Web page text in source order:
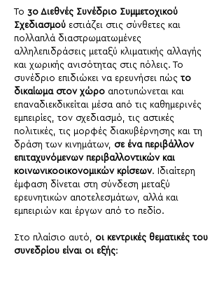
Το 3ο Διεθνές Συνέδριο Συμμετοχικού
Σχεδιασμού εστιάζει στις σύνθετες και
πολλαπλά διαστρωματωμένες
αλληλεπιδράσεις μεταξύ κλιματικής αλλαγής
και χωρικής ανισότητας στις πόλεις. Το
συνέδριο επιδιώκει να ερευνήσει πώς το
δικαίωμα στον χώρο αποτυπώνεται και
επαναδιεκδικείται μέσα από τις καθημερινές
εμπειρίες, τον σχεδιασμό, τις αστικές
πολιτικές, τις μορφές διακυβέρνησης και τη
δράση των κινημάτων, σε ένα περιβάλλον
επιταχυνόμενων περιβαλλοντικών και
κοινωνικοοικονομικών κρίσεων. Ιδιαίτερη
έμφαση δίνεται στη σύνδεση μεταξύ
ερευνητικών αποτελεσμάτων, αλλά και
εμπειριών και έργων από το πεδίο.
Στο πλαίσιο αυτό, οι κεντρικές θεματικές του
συνεδρίου είναι οι εξής: